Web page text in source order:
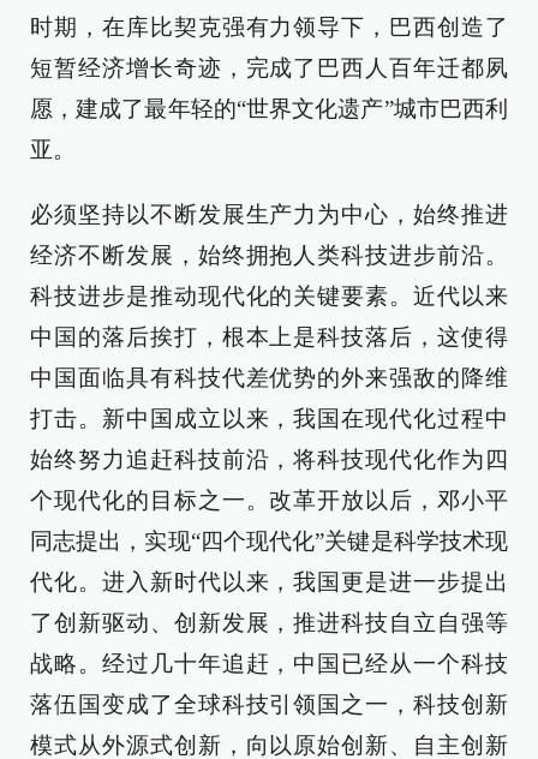
时期，在库比契克强有力领导下，巴西创造了
短暂经济增长奇迹，完成了巴西人百年迁都夙
愿，建成了最年轻的“世界文化遗产”城市巴西利
亚。
必须坚持以不断发展生产力为中心，始终推进
经济不断发展，始终拥抱人类科技进步前沿。
科技进步是推动现代化的关键要素。近代以来
中国的落后挨打，根本上是科技落后，这使得
中国面临具有科技代差优势的外来强敌的降维
打击。新中国成立以来，我国在现代化过程中
始终努力追赶科技前沿，将科技现代化作为四
个现代化的目标之一。改革开放以后，邓小平
同志提出，实现“四个现代化”关键是科学技术现
代化。进入新时代以来，我国更是进一步提出
了创新驱动、创新发展，推进科技自立自强等
战略。经过几十年追赶，中国已经从一个科技
落伍国变成了全球科技引领国之一，科技创新
模式从外源式创新，向以原始创新、自主创新